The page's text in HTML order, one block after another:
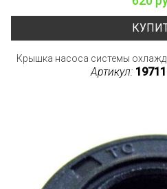
Крышка насоса системы
Артикул: